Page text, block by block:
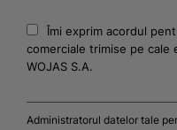
Îmi exprim acordul
comerciale trimise pe cale
WOJAS S.A.
Administratorul datelor tale